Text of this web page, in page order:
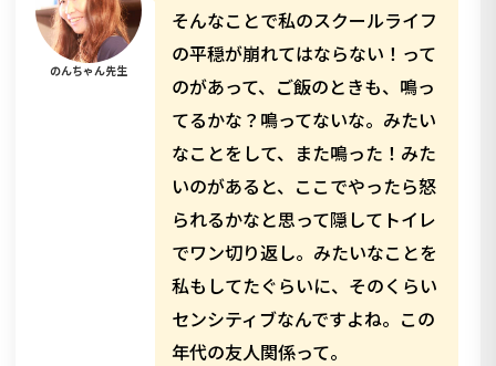
のんちゃん先生
そんなことで私のスクールライフ
の平穏が崩れてはならない！って
のがあって、ご飯のときも、鳴っ
てるかな？鳴ってないな。みたい
なことをして、また鳴った！みた
いのがあると、ここでやったら怒
られるかなと思って隠してトイレ
でワン切り返し。みたいなことを
私もしてたぐらいに、そのくらい
センシティブなんですよね。この
年代の友人関係って。